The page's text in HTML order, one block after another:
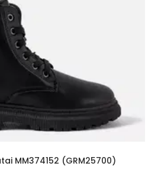
MM374152 (GRM25700)